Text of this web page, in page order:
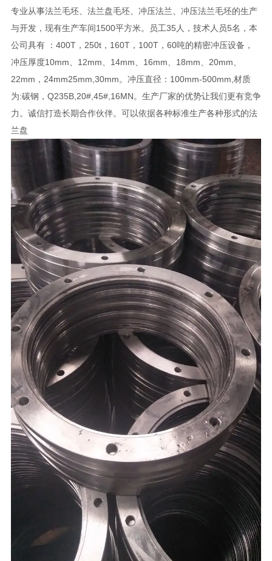
专业从事法兰毛坯、法兰盘毛坯、冲压法兰、冲压法兰毛坯的生产
与开发，现有生产车间1500平方米。员工35人，技术人员5名，本
公司具有 ：400T，250t，160T，100T，60吨的精密冲压设备，
冲压厚度10mm、12mm、14mm、16mm、18mm、20mm、
22mm，24mm25mm,30mm。冲压直径：100mm-500mm,材质
为:碳钢，Q235B,20#,45#,16MN。生产厂家的优势让我们更有竞争
力。诚信打造长期合作伙伴。可以依据各种标准生产各种形式的法
兰盘